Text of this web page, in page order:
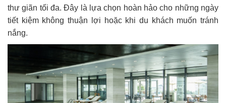
thư giãn tối đa. Đây là lựa chọn hoàn hảo cho những ngày
tiết kiệm không thuận lợi hoặc khi du khách muốn tránh
nắng.